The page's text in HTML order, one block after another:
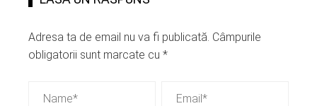
Adresa ta de email nu va fi publicată. Câmpurile
obligatorii sunt marcate cu *